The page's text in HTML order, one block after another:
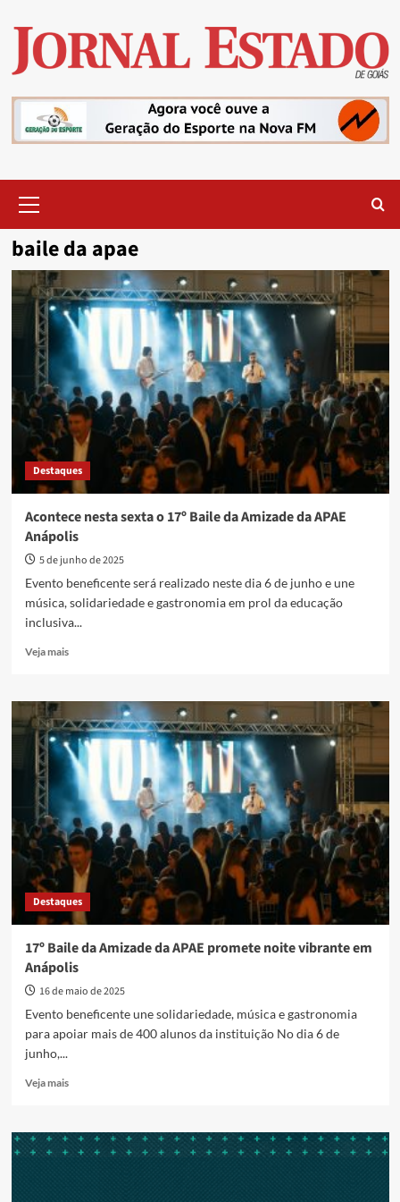
content
Menu
baile da apae
Destaques
Acontece nesta sexta o 17º Baile da Amizade da APAE
Anápolis
5 de junho de 2025
Evento beneficente será realizado neste dia 6 de junho e une
música, solidariedade e gastronomia em prol da educação
inclusiva...
Veja maisRead
Acontece
nesta
sexta
o
17º
Baile
da
Amizade
da
APAE
Anápolis
Destaques
17º Baile da Amizade da APAE promete noite vibrante em
Anápolis
16 de maio de 2025
Evento beneficente une solidariedade, música e gastronomia
para apoiar mais de 400 alunos da instituição No dia 6 de
junho,...
Veja maisRead
17º
Baile